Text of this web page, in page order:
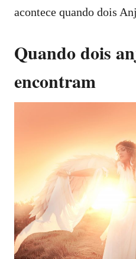
acontece quando dois
Quando dois
encontram